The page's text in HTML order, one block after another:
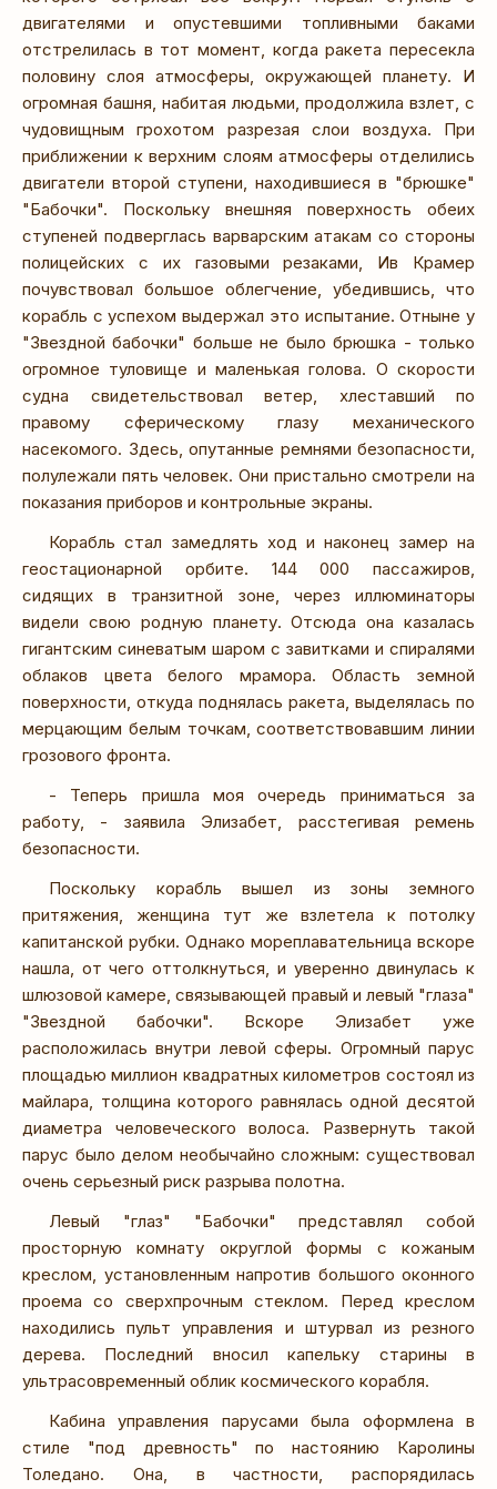
двигателями и опустевшими топливными баками
отстрелилась в тот момент, когда ракета пересекла
половину слоя атмосферы, окружающей планету. И
огромная башня, набитая людьми, продолжила взлет, с
чудовищным грохотом разрезая слои воздуха. При
приближении к верхним слоям атмосферы отделились
двигатели второй ступени, находившиеся в "брюшке"
"Бабочки". Поскольку внешняя поверхность обеих
ступеней подверглась варварским атакам со стороны
полицейских с их газовыми резаками, Ив Крамер
почувствовал большое облегчение, убедившись, что
корабль с успехом выдержал это испытание. Отныне у
"Звездной бабочки" больше не было брюшка - только
огромное туловище и маленькая голова. О скорости
судна свидетельствовал ветер, хлеставший по
правому сферическому глазу механического
насекомого. Здесь, опутанные ремнями безопасности,
полулежали пять человек. Они пристально смотрели на
показания приборов и контрольные экраны.
Корабль стал замедлять ход и наконец замер на
геостационарной орбите. 144 000 пассажиров,
сидящих в транзитной зоне, через иллюминаторы
видели свою родную планету. Отсюда она казалась
гигантским синеватым шаром с завитками и спиралями
облаков цвета белого мрамора. Область земной
поверхности, откуда поднялась ракета, выделялась по
мерцающим белым точкам, соответствовавшим линии
грозового фронта.
- Теперь пришла моя очередь приниматься за
работу, - заявила Элизабет, расстегивая ремень
безопасности.
Поскольку корабль вышел из зоны земного
притяжения, женщина тут же взлетела к потолку
капитанской рубки. Однако мореплавательница вскоре
нашла, от чего оттолкнуться, и уверенно двинулась к
шлюзовой камере, связывающей правый и левый "глаза"
"Звездной бабочки". Вскоре Элизабет уже
расположилась внутри левой сферы. Огромный парус
площадью миллион квадратных километров состоял из
майлара, толщина которого равнялась одной десятой
диаметра человеческого волоса. Развернуть такой
парус было делом необычайно сложным: существовал
очень серьезный риск разрыва полотна.
Левый "глаз" "Бабочки" представлял собой
просторную комнату округлой формы с кожаным
креслом, установленным напротив большого оконного
проема со сверхпрочным стеклом. Перед креслом
находились пульт управления и штурвал из резного
дерева. Последний вносил капельку старины в
ультрасовременный облик космического корабля.
Кабина управления парусами была оформлена в
стиле "под древность" по настоянию Каролины
Толедано. Она, в частности, распорядилась